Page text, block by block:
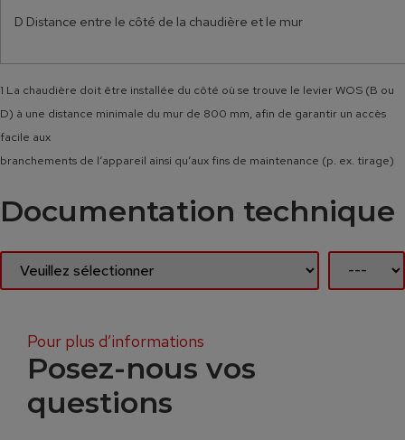
D Distance entre le côté de la chaudière et le mur
1 La chaudière doit être installée du côté où se trouve le levier WOS (B ou
D) à une distance minimale du mur de 800 mm, afin de garantir un accès
facile aux
branchements de l‘appareil ainsi qu‘aux fins de maintenance (p. ex. tirage)
Documentation technique
Pour plus d’informations
Posez-nous vos
questions